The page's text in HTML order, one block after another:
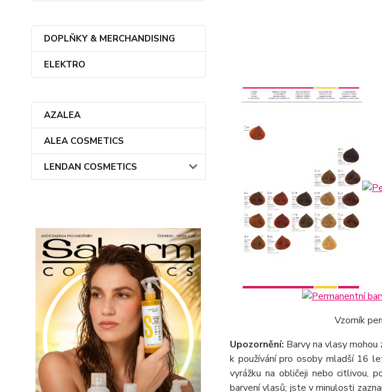
DOPLŇKY & MERCHANDISING
ELEKTRO
AZALEA
ALEA COSMETICS
LENDAN COSMETICS
Vzorník
Upozornění: Barvy na vlasy
k používání pro osoby mladší 16
vyrážku na obličeji nebo citlivou,
barvení vlasů; jste v minulosti